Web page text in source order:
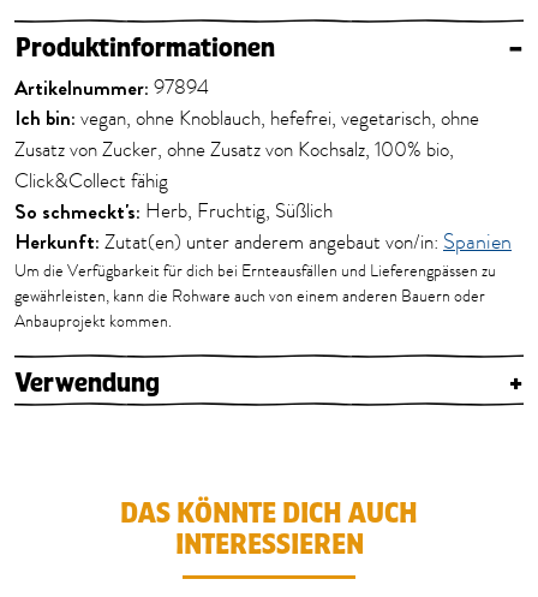
Produktinformationen –
Artikelnummer: 97894
Ich bin: vegan, ohne Knoblauch, hefefrei, vegetarisch, ohne
Zusatz von Zucker, ohne Zusatz von Kochsalz, 100% bio,
Click&Collect fähig
So schmeckt's: Herb, Fruchtig, Süßlich
Herkunft: Zutat(en) unter anderem angebaut von/in: Spanien
Um die Verfügbarkeit für dich bei Ernteausfällen und Lieferengpässen zu
gewährleisten, kann die Rohware auch von einem anderen Bauern oder
Anbauprojekt kommen.
Verwendung +
DAS KÖNNTE DICH AUCH
INTERESSIEREN